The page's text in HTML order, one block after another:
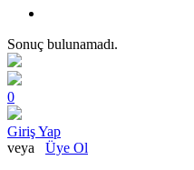
Sonuç bulunamadı.
0
Giriş Yap
veya Üye Ol